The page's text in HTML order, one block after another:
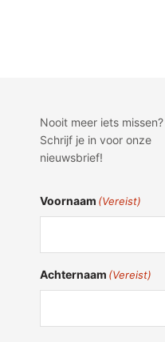
Nooit meer iets missen?
Schrijf je in voor onze
nieuwsbrief!
Voornaam (Vereist)
Achternaam (Vereist)